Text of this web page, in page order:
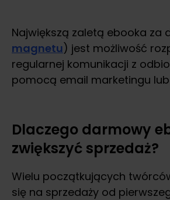
Największą zaletą ebooka za
magnetu) jest możliwość
regularnej komunikacji z
pomocą email marketingu
Dlaczego darmowy
zwiększyć sprzedaż?
Wielu początkujących
się na sprzedaży od